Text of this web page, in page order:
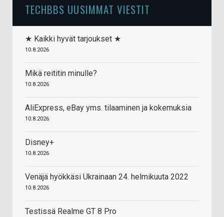
TECHBBS UUSIMMAT VIESTIT
★ Kaikki hyvät tarjoukset ★
10.8.2026
Mikä reititin minulle?
10.8.2026
AliExpress, eBay yms. tilaaminen ja kokemuksia
10.8.2026
Disney+
10.8.2026
Venäjä hyökkäsi Ukrainaan 24. helmikuuta 2022
10.8.2026
Testissä Realme GT 8 Pro